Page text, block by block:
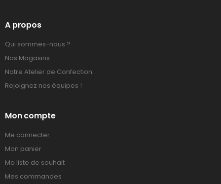
A propos
Qui sommes-nous ?
Nos Magasins
Notre Atelier de Confection
Rejoignez nos équipes !
Mon compte
Me connecter
Mon panier
Ma liste de souhait
Mes commandes